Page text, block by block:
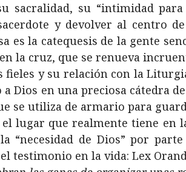
sacralidad, su “intimidad
y devolver al centro
es la catequesis de la gente
la cruz, que se renueva
y su relación con la
Dios en una preciosa cátedra
se utiliza de armario para
lugar que realmente tiene en
“necesidad de Dios” por
testimonio en la vida: Lex